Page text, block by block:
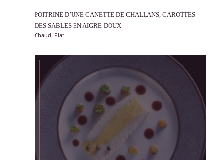
POITRINE D’UNE CANETTE DE CHALLANS, CAROTTES
DES SABLES EN AIGRE-DOUX
Chaud, Plat